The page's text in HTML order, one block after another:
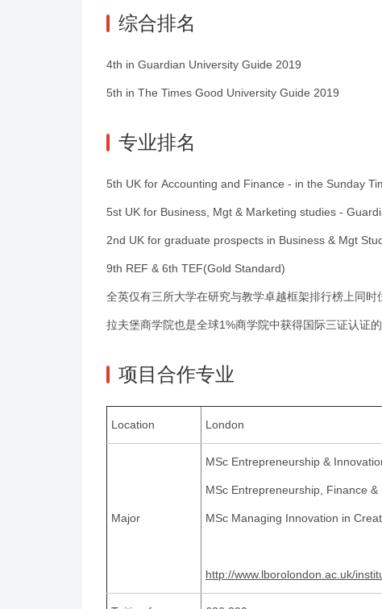
综合排名
4th in Guardian University Guide 2019
5th in The Times Good University Guide 2019
专业排名
5th UK for Accounting and Finance - in the Sunday
5st UK for Business, Mgt & Marketing studies -
2nd UK for graduate prospects in Business & Mgt
9th REF & 6th TEF(Gold Standard)
全英仅有三所大学在研究与教学卓越框架排行榜上同
拉夫堡商学院也是全球1%商学院中获得国际三证认证
项目合作专业
Location London
Major
MSc Entrepreneurship &
MSc Entrepreneurship, Finance &
MSc Managing Innovation in
http://www.lborolondon.ac.uk/